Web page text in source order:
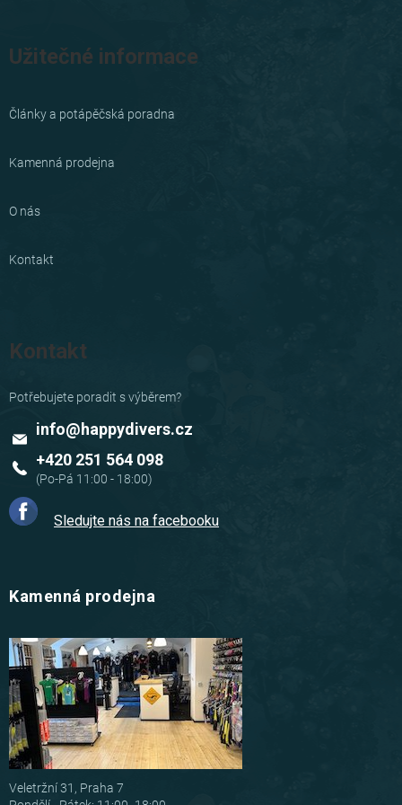
Užitečné informace
Články a potápěčská poradna
Kamenná prodejna
O nás
Kontakt
Kontakt
info@happydivers.cz
+420 251 564 098
Sledujte nás na facebooku
Kamenná prodejna
Veletržní 31, Praha 7